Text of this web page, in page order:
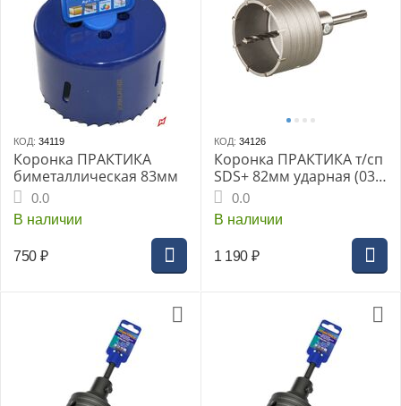
КОД: 34119
Коронка ПРАКТИКА
биметаллическая 83мм
0.0
В наличии
750 ₽
КОД: 34126
Коронка ПРАКТИКА т/сп
SDS+ 82мм ударная (035-
189)0.0
В наличии
1 190 ₽